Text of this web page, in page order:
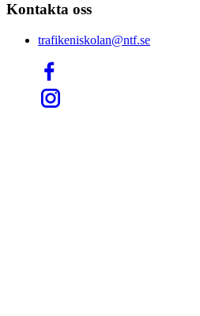
Kontakta oss
trafikeniskolan@ntf.se